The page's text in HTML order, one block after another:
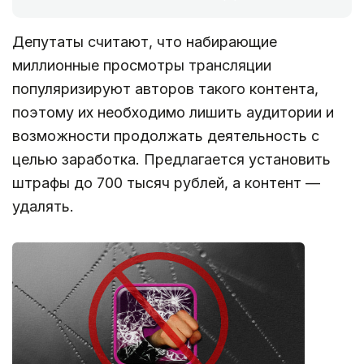
Депутаты считают, что набирающие
миллионные просмотры трансляции
популяризируют авторов такого контента,
поэтому их необходимо лишить аудитории и
возможности продолжать деятельность с
целью заработка. Предлагается установить
штрафы до 700 тысяч рублей, а контент —
удалять.